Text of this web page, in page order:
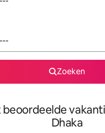
Zoeken
beoordeelde
Dhaka